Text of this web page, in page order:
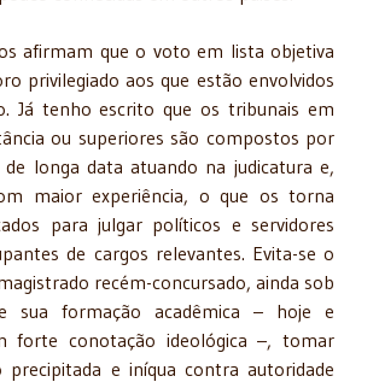
afirmam que o voto em lista objetiva
privilegiado aos que estão envolvidos
Já tenho escrito que os tribunais em
ou superiores são compostos por
de longa data atuando na judicatura e,
maior experiência, o que os torna
para julgar políticos e servidores
de cargos relevantes. Evita-se o
recém-concursado, ainda sob
sua formação acadêmica – hoje e
forte conotação ideológica –, tomar
precipitada e iníqua contra autoridade